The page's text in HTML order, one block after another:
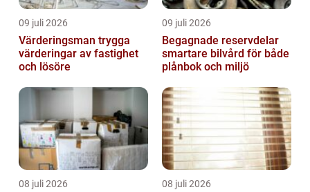
09 juli 2026
Värderingsman trygga
värderingar av fastighet
och lösöre
09 juli 2026
Begagnade reservdelar
smartare bilvård för både
plånbok och miljö
08 juli 2026 08 juli 2026